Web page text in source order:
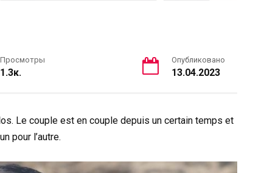
Просмотры
1.3к.
Опубликовано
13.04.2023
Le couple est en couple depuis un certain temps et
pour l’autre.